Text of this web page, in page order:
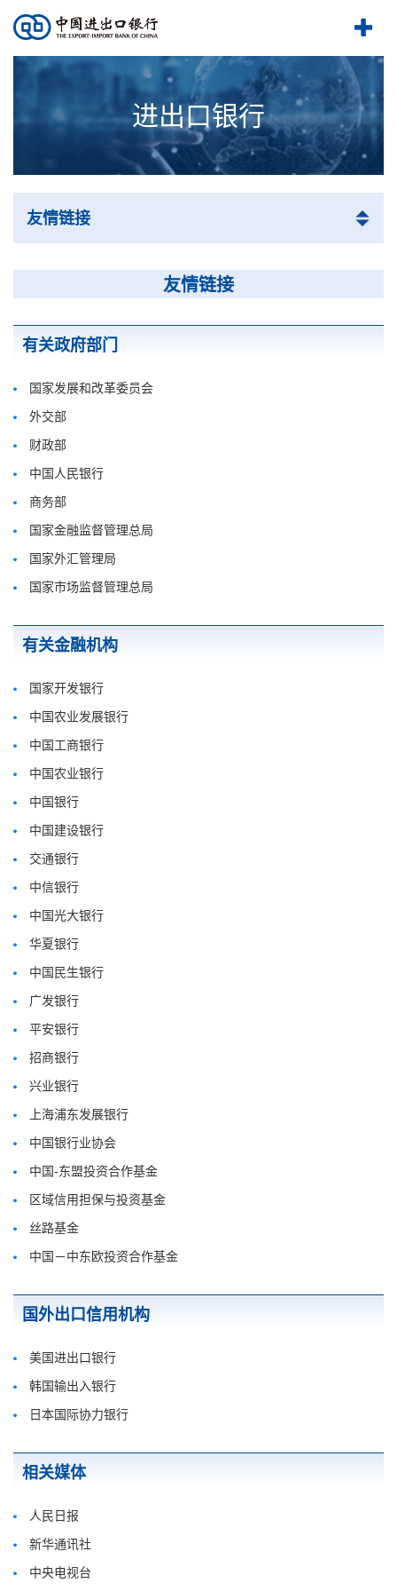
进出口银行
友情链接
友情链接
有关政府部门
国家发展和改革委员会
外交部
财政部
中国人民银行
商务部
国家金融监督管理总局
国家外汇管理局
国家市场监督管理总局
有关金融机构
国家开发银行
中国农业发展银行
中国工商银行
中国农业银行
中国银行
中国建设银行
交通银行
中信银行
中国光大银行
华夏银行
中国民生银行
广发银行
平安银行
招商银行
兴业银行
上海浦东发展银行
中国银行业协会
中国-东盟投资合作基金
区域信用担保与投资基金
丝路基金
中国－中东欧投资合作基金
国外出口信用机构
美国进出口银行
韩国输出入银行
日本国际协力银行
相关媒体
人民日报
新华通讯社
中央电视台